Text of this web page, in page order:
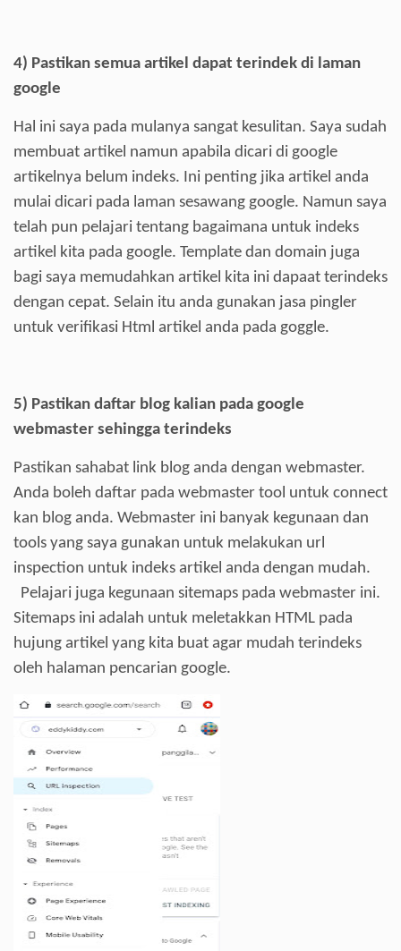
4) Pastikan semua artikel dapat terindek di laman
google
Hal ini saya pada mulanya sangat kesulitan. Saya sudah
membuat artikel namun apabila dicari di google
artikelnya belum indeks. Ini penting jika artikel anda
mulai dicari pada laman sesawang google. Namun saya
telah pun pelajari tentang bagaimana untuk indeks
artikel kita pada google. Template dan domain juga
bagi saya memudahkan artikel kita ini dapaat terindeks
dengan cepat. Selain itu anda gunakan jasa pingler
untuk verifikasi Html artikel anda pada goggle.
5) Pastikan daftar blog kalian pada google
webmaster sehingga terindeks
Pastikan sahabat link blog anda dengan webmaster.
Anda boleh daftar pada webmaster tool untuk connect
kan blog anda. Webmaster ini banyak kegunaan dan
tools yang saya gunakan untuk melakukan url
inspection untuk indeks artikel anda dengan mudah.
Pelajari juga kegunaan sitemaps pada webmaster ini.
Sitemaps ini adalah untuk meletakkan HTML pada
hujung artikel yang kita buat agar mudah terindeks
oleh halaman pencarian google.